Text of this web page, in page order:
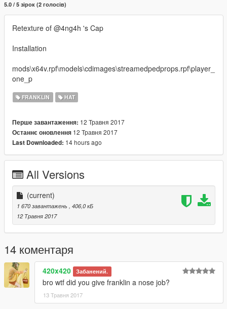
5.0 / 5 зірок (2 голосів)
Retexture of @4ng4h 's Cap
Installation
mods\x64v.rpf\models\cdimages\streamedpedprops.rpf\player_
one_p
FRANKLIN HAT
Перше завантаження: 12 Травня 2017
Останнє оновлення 12 Травня 2017
Last Downloaded: 14 hours ago
All Versions
(current)
1 670 завантажень
, 406,0 кБ
12 Травня 2017
14 коментаря
420x420 Забанений.
bro wtf did you give franklin a nose job?
13 Травня 2017